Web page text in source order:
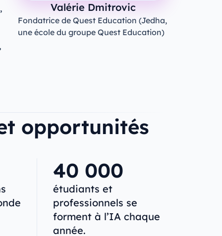
Valérie Dmitrovic
Fondatrice de Quest Education (Jedha,
une école du groupe Quest Education)
opportunités
40 000
étudiants et
professionnels se
forment à l’IA chaque
année.